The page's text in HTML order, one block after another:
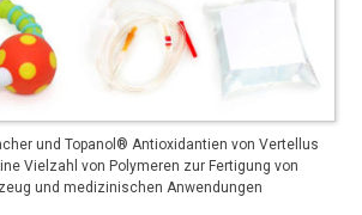
und Topanol® Antioxidantien von Vertellus
Vielzahl von Polymeren zur Fertigung von
und medizinischen Anwendungen